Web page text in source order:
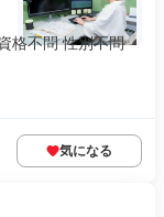
格不問 性別不問
気になる